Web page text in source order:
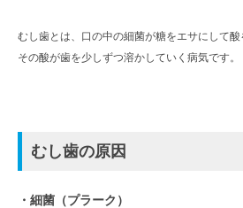
むし歯とは、口の中の細菌が糖をエサにして酸
その酸が歯を少しずつ溶かしていく病気です。
むし歯の原因
・細菌（プラーク）